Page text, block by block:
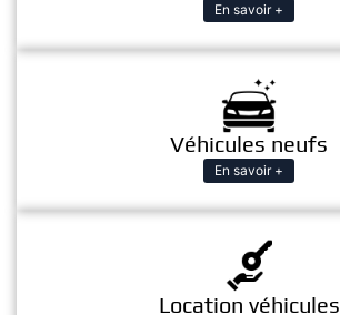
En savoir +
Véhicules neufs
En savoir +
Location véhicules